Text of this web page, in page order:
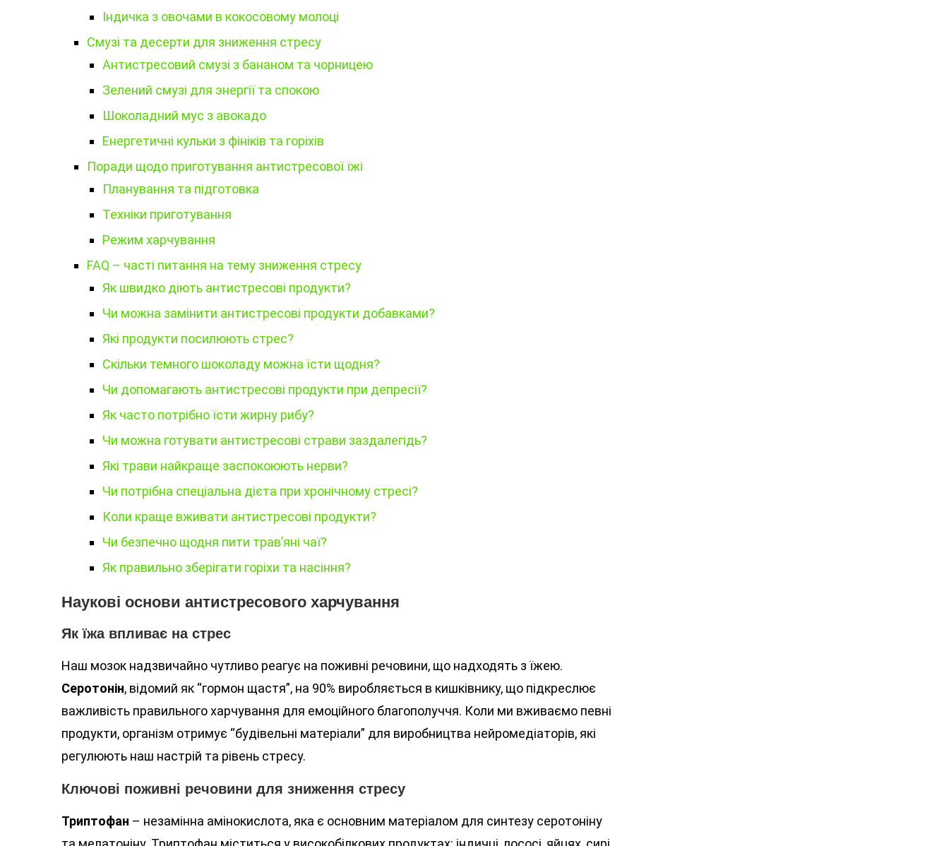
Індичка з овочами в кокосовому молоці
Смузі та десерти для зниження стресу
Антистресовий смузі з бананом та чорницею
Зелений смузі для энергії та спокою
Шоколадний мус з авокадо
Енергетичні кульки з фініків та горіхів
Поради щодо приготування антистресової їжі
Планування та підготовка
Техніки приготування
Режим харчування
FAQ – часті питання на тему зниження стресу
Як швидко діють антистресові продукти?
Чи можна замінити антистресові продукти добавками?
Які продукти посилюють стрес?
Скільки темного шоколаду можна їсти щодня?
Чи допомагають антистресові продукти при депресії?
Як часто потрібно їсти жирну рибу?
Чи можна готувати антистресові страви заздалегідь?
Які трави найкраще заспокоюють нерви?
Чи потрібна спеціальна дієта при хронічному стресі?
Коли краще вживати антистресові продукти?
Чи безпечно щодня пити трав’яні чаї?
Як правильно зберігати горіхи та насіння?
Наукові основи антистресового харчування
Як їжа впливає на стрес
Наш мозок надзвичайно чутливо реагує на поживні речовини, що надходять з їжею.
Серотонін, відомий як “гормон щастя”, на 90% виробляється в кишківнику, що підкреслює
важливість правильного харчування для емоційного благополуччя. Коли ми вживаємо певні
продукти, організм отримує “будівельні матеріали” для виробництва нейромедіаторів, які
регулюють наш настрій та рівень стресу.
Ключові поживні речовини для зниження стресу
Триптофан – незамінна амінокислота, яка є основним матеріалом для синтезу серотоніну